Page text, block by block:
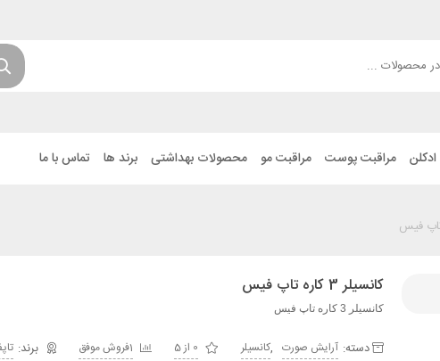
مراقبت پوست مراقبت مو محصولات بهداشتی برند ها تماس با ما
کانسیلر 3 کاره تاپ فیس
کانسیلر 3 کاره تاپ فیس
دسته: آرایش صورت ,کانسیلر 0 از 5 1فروش موفق